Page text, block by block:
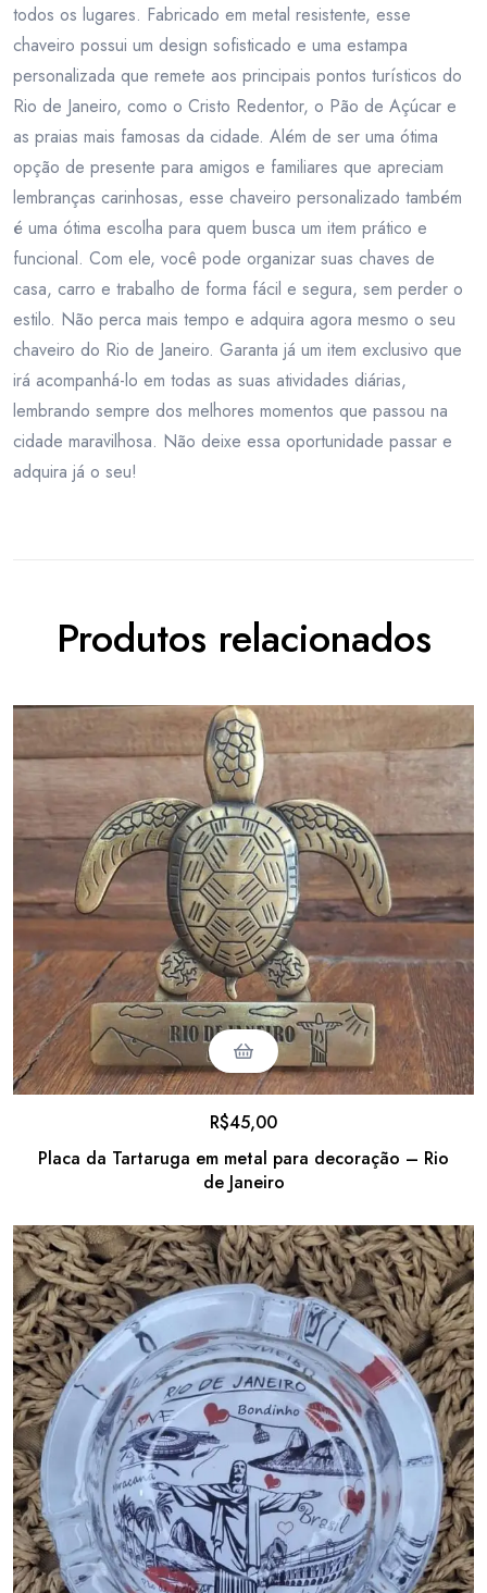
todos os lugares. Fabricado em metal resistente, esse
chaveiro possui um design sofisticado e uma estampa
personalizada que remete aos principais pontos turísticos do
Rio de Janeiro, como o Cristo Redentor, o Pão de Açúcar e
as praias mais famosas da cidade. Além de ser uma ótima
opção de presente para amigos e familiares que apreciam
lembranças carinhosas, esse chaveiro personalizado também
é uma ótima escolha para quem busca um item prático e
funcional. Com ele, você pode organizar suas chaves de
casa, carro e trabalho de forma fácil e segura, sem perder o
estilo. Não perca mais tempo e adquira agora mesmo o seu
chaveiro do Rio de Janeiro. Garanta já um item exclusivo que
irá acompanhá-lo em todas as suas atividades diárias,
lembrando sempre dos melhores momentos que passou na
cidade maravilhosa. Não deixe essa oportunidade passar e
adquira já o seu!
Produtos relacionados
Placa da Tartaruga em metal para decoração – Rio
de Janeiro
R$45,00